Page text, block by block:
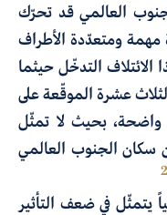
العالمي قد تحرّك
ومتعدّدة الأطراف
الائتلاف التدخّل حيثما
عشرة الموقّعة على
واضحة، بحيث لا تمثّل
في المئة من سكان الجنوب العالمي
يتمثّل في ضعف التأثير